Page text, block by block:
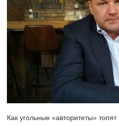
Как угольные «авторитеты»